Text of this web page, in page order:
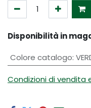
Disponibilità in
Colore catalogo:
Condizioni di vendita